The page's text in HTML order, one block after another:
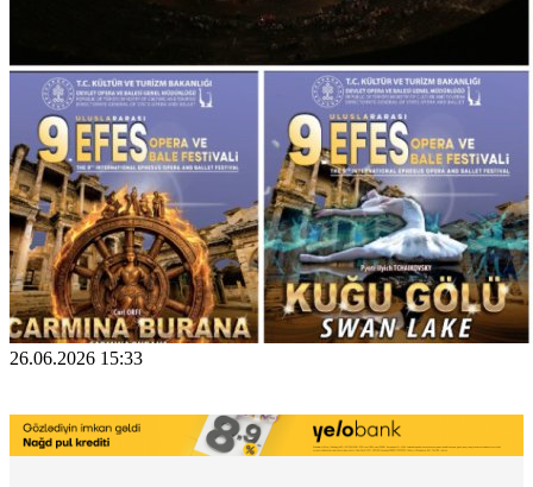
26.06.2026 15:33